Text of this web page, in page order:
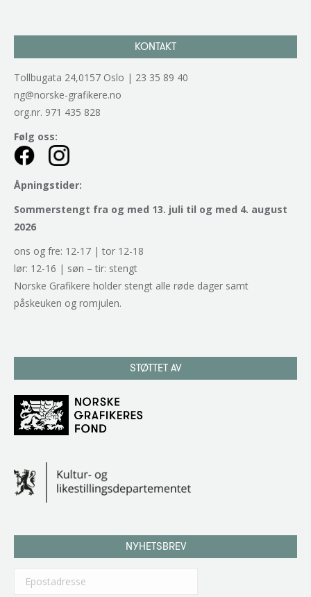
KONTAKT
Tollbugata 24,0157 Oslo | 23 35 89 40
ng@norske-grafikere.no
org.nr. 971 435 828
Følg oss:
Åpningstider:
Sommerstengt fra og med 13. juli til og med 4. august
2026
ons og fre: 12-17 | tor 12-18
lør: 12-16 | søn – tir: stengt
Norske Grafikere holder stengt alle røde dager samt
påskeuken og romjulen.
STØTTET AV
NYHETSBREV